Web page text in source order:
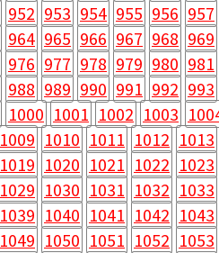
952 953 954 955 956 957
964 965 966 967 968 969
976 977 978 979 980 981
988 989 990 991 992 993
1000 1001 1002 1003
1009 1010 1011 1012 1013
1019 1020 1021 1022 1023
1029 1030 1031 1032 1033
1039 1040 1041 1042 1043
1049 1050 1051 1052 1053